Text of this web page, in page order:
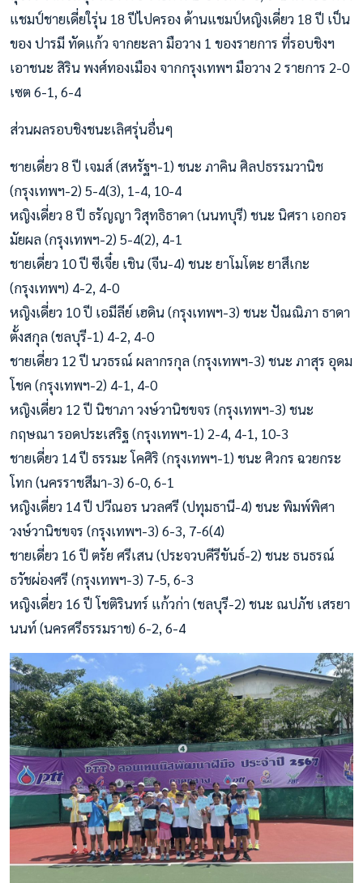
แชมป์ชายเดี่ยใรุ่น 18 ปีไปครอง ด้านแชมป์หญิงเดี่ยว 18 ปี เป็น
ของ ปารมี ทัดแก้ว จากยะลา มือวาง 1 ของรายการ ที่รอบชิงฯ
เอาชนะ สิริน พงศ์ทองเมือง จากกรุงเทพฯ มือวาง 2 รายการ 2-0
เซต 6-1, 6-4
ส่วนผลรอบชิงชนะเลิศรุ่นอื่นๆ
ชายเดี่ยว 8 ปี เจมส์ (สหรัฐฯ-1) ชนะ ภาคิน ศิลปธรรมวานิช
(กรุงเทพฯ-2) 5-4(3), 1-4, 10-4
หญิงเดี่ยว 8 ปี ธรัญญา วิสุทธิธาดา (นนทบุรี) ชนะ นิศรา เอกอร
มัยผล (กรุงเทพฯ-2) 5-4(2), 4-1
ชายเดี่ยว 10 ปี ซีเจี๋ย เชิน (จีน-4) ชนะ ยาโมโตะ ยาสึเกะ
(กรุงเทพฯ) 4-2, 4-0
หญิงเดี่ยว 10 ปี เอมีลีย์ เฮดิน (กรุงเทพฯ-3) ชนะ ปัณณิภา ธาดา
ตั้งสกุล (ชลบุรี-1) 4-2, 4-0
ชายเดี่ยว 12 ปี นวธรณ์ ผลากรกุล (กรุงเทพฯ-3) ชนะ ภาสุร อุดม
โชค (กรุงเทพฯ-2) 4-1, 4-0
หญิงเดี่ยว 12 ปี นิชาภา วงษ์วานิชขจร (กรุงเทพฯ-3) ชนะ
กฤษณา รอดประเสริฐ (กรุงเทพฯ-1) 2-4, 4-1, 10-3
ชายเดี่ยว 14 ปี ธรรมะ โคศิริ (กรุงเทพฯ-1) ชนะ ศิวกร ฉวยกระ
โทก (นครราชสีมา-3) 6-0, 6-1
หญิงเดี่ยว 14 ปี ปวีณอร นวลศรี (ปทุมธานี-4) ชนะ พิมพ์พิศา
วงษ์วานิชขจร (กรุงเทพฯ-3) 6-3, 7-6(4)
ชายเดี่ยว 16 ปี ตรัย ศรีเสน (ประจวบคีรีขันธ์-2) ชนะ ธนธรณ์
ธวัชผ่องศรี (กรุงเทพฯ-3) 7-5, 6-3
หญิงเดี่ยว 16 ปี โชติรินทร์ แก้วก่า (ชลบุรี-2) ชนะ ณปภัช เสรยา
นนท์ (นครศรีธรรมราช) 6-2, 6-4